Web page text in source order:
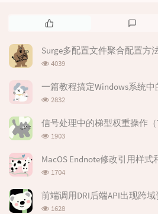
P
p
u
a
r
r
t
c
l
s
t
t
m
n
Surge多配置文件聚合配置方
浏
次
数:
4039
一篇教程搞定Windows系统中
浏
次
数:
2832
信号处理中的梯型权重操作（
浏
次
数:
1903
MacOS Endnote修改引用样
浏
次
数:
1704
浏
1628